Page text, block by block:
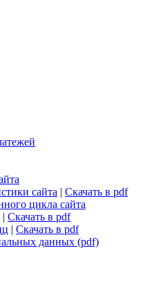
сайта | Скачать в pdf
цикла сайта
| Скачать в pdf
| Скачать в pdf
данных (pdf)